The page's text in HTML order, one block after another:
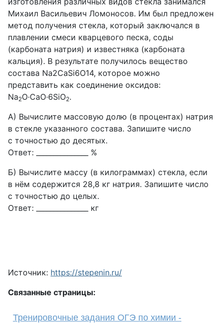
Михаил Васильевич Ломоносов. Им был предложен
метод получения стекла, который заключался в
плавлении смеси кварцевого песка, соды
(карбоната натрия) и известняка (карбоната
кальция). В результате получилось вещество
состава Na2CaSi6O14, которое можно
представить как соединение оксидов:
Na2O·CaO·6SiO2.
А) Вычислите массовую долю (в процентах) натрия
в стекле указанного состава. Запишите число
с точностью до десятых.
Ответ: _______________ %
Б) Вычислите массу (в килограммах) стекла, если
в нём содержится 28,8 кг натрия. Запишите число
с точностью до целых.
Ответ: _______________ кг
Источник: https://stepenin.ru/
Связанные страницы:
Тренировочные задания ОГЭ по химии -